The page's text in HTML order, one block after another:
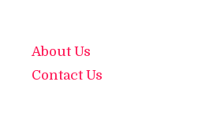
About Us
Contact Us